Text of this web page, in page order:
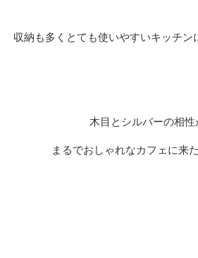
収納も多くとても使いやすいキッチン
木目とシルバーの相性
まるでおしゃれなカフェに来